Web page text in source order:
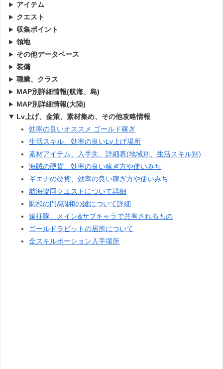
アイテム
クエスト
収集ポイント
領地
その他データベース
装備
職業、クラス
MAP別詳細情報(航海、島)
MAP別詳細情報(大陸)
Lv上げ、金策、素材集め、その他攻略情報
効率の良いオススメ ゴールド稼ぎ
生活スキル、効率の良いLv上げ場所
素材アイテム、入手先、詳細表(地域別、生活スキル別)
海賊の硬貨、効率の良い稼ぎ方や使いみち
ギエナの硬貨、効率の良い稼ぎ方や使いみち
航海協同クエストについて詳細
調和の門&調和の鍵について詳細
遠征隊、メイン&サブキャラで共有されるもの
ゴールドラビットの居所について
全スキルポーション入手場所